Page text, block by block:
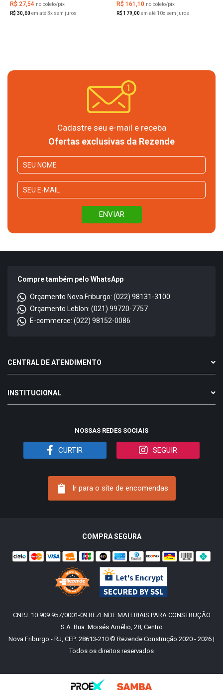
R$ 27,54 no boleto/pix
R$ 30,60 em até 3x sem juros
R$ 161,10 no boleto/pix
R$ 179,00 em até 10x sem juros
Cadastre seu e-mail e receba
Ofertas exclusivas da Rezende
Compre também pelo WhatsApp
Orçamento Nova Friburgo: (022) 98131-3100
Orçamento Leblon: (021) 99720-7757
E-commerce: (022) 98152-0086
CENTRAL DE ATENDIMENTO
INSTITUCIONAL
NOSSAS REDES SOCIAIS
CURTIR SEGUIR
Ir para o site de encomendas
COMPRA SEGURA
CNPJ: 10.909.957/0001-09 REZENDE MATERIAIS PARA CONSTRUÇÃO
S.A. Rua: Moisés Amélio, 28, Centro
Nova Friburgo - RJ, CEP: 28613-210 © Rezende Construção 2020 - 2026 |
Todos os direitos reservados